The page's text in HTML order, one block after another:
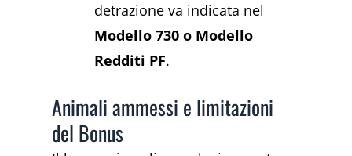
detrazione va indicata nel
Modello 730 o Modello
Redditi PF.
Animali ammessi e limitazioni
del Bonus